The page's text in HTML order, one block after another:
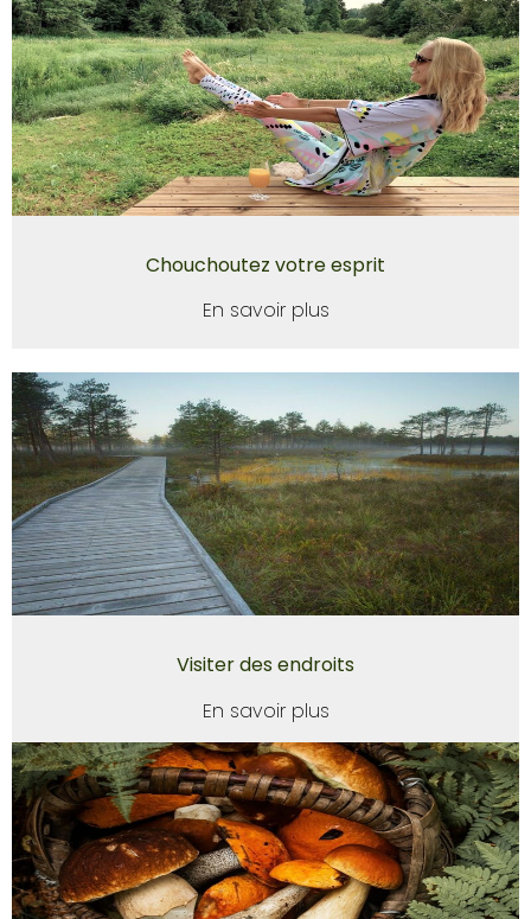
Chouchoutez votre esprit
En savoir plus
Visiter des endroits
En savoir plus